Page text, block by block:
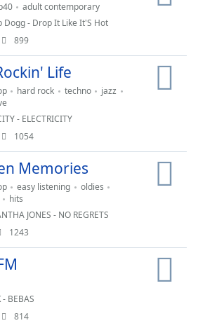
adult contemporary
Dogg - Drop It Like It'S Hot
899
Life
hard rock techno
jazz
- ELECTRICITY
1054
Memories
easy listening
oldies
hits
JONES - NO REGRETS
1243
BEBAS
814